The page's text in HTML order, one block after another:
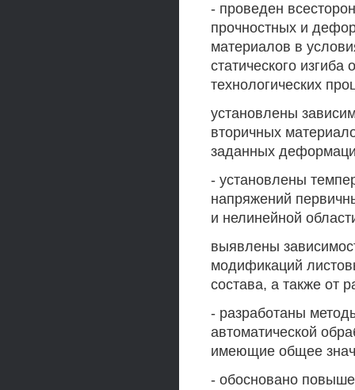
- проведен
прочностных и
материалов в
статического
технологических
установлены
вторичных
заданных
- установлены
напряжений
и нелинейной
выявлены
модификаций
состава, а также от
- разработаны
автоматической
имеющие общее
- обосновано